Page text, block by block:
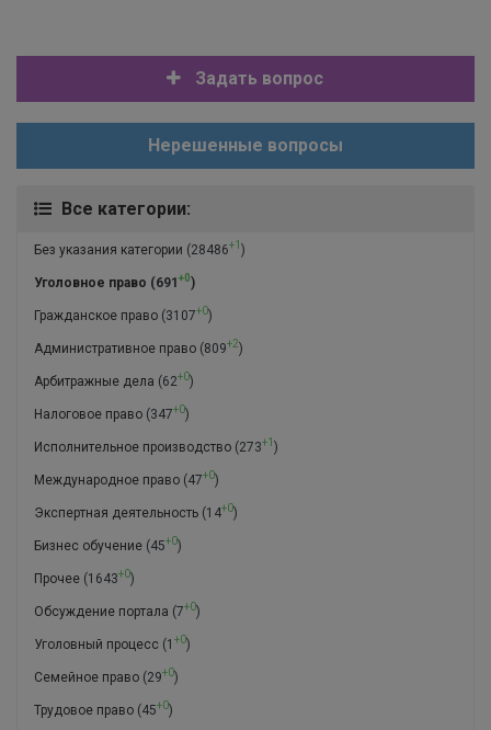
Задать вопрос
Нерешенные вопросы
Все категории:
Без указания категории (28486+1 )
Уголовное право (691+0)
Гражданское право (3107+0)
Административное право (809+2)
Арбитражные дела (62+0)
Налоговое право (347+0)
Исполнительное производство (273+1 )
Международное право (47+0)
Экспертная деятельность (14+0)
Бизнес обучение (45+0)
Прочее (1643+0)
Обсуждение портала (7+0)
Уголовный процесс (1 +0)
Семейное право (29+0)
Трудовое право (45+0)